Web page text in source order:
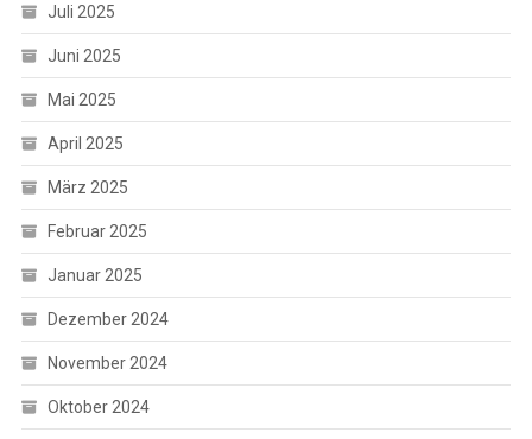
Juli 2025
Juni 2025
Mai 2025
April 2025
März 2025
Februar 2025
Januar 2025
Dezember 2024
November 2024
Oktober 2024